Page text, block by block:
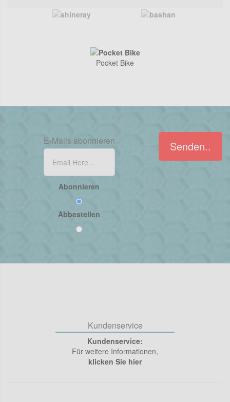
Pocket Bike
E-Mails abonnieren
Abonnieren
Abbestellen
Senden..
Kundenservice
Kundenservice:
Für weitere Informationen,
klicken Sie hier